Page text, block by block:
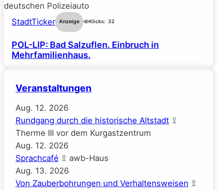
StadtTicker Anzeige Klicks: 32
POL-LIP: Bad Salzuflen. Einbruch in
Mehrfamilienhaus.
Veranstaltungen
Aug. 12. 2026
Rundgang durch die historische Altstadt
Therme III vor dem Kurgastzentrum
Aug. 12. 2026
Sprachcafé
awb-Haus
Aug. 13. 2026
Von Zauberbohrungen und Verhaltensweisen